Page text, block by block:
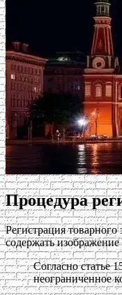
Процедура
Регистрация
содержать
Согласно статье
неограниченное